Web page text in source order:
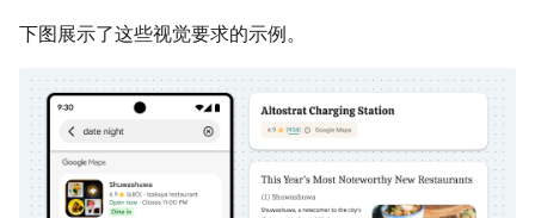
下图展示了这些视觉要求的示例。